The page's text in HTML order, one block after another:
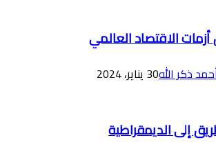
أزمات الاقتصاد العالمي
ذكر الله30 يناير، 2024
إلى الديمقراطية